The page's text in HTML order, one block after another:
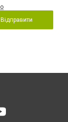
Відправити